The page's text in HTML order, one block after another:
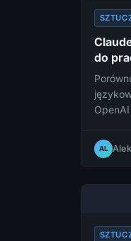
do
zadań
AL